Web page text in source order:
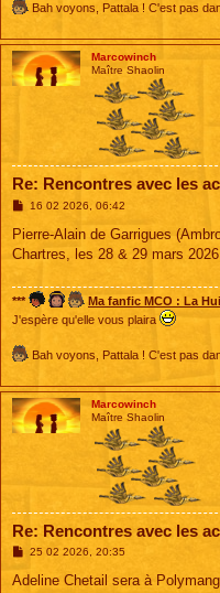
Bah voyons, Pattala ! C'est pas
Marcowinch
Maître Shaolin
Re: Rencontres avec les
M
s
a
16 02 2026, 06:42
Pierre-Alain de Garrigues
Chartres, les 28 & 29 mars 2026.
*** Ma fanfic MCO : La
J'espère qu'elle vous plaira
Bah voyons, Pattala ! C'est pas
Marcowinch
Maître Shaolin
Re: Rencontres avec les
M
s
25 02 2026, 20:35
Adeline Chetail sera à